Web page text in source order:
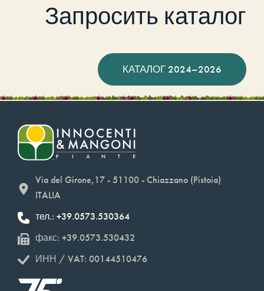
Запросить каталог
КАТАЛОГ 2024–2026
Via del Girone,17 - 51100 - Chiazzano (Pistoia)
ITALIA
тел.: +39.0573.530364
факс: +39.0573.530432
ИНН / VAT: 00144510476